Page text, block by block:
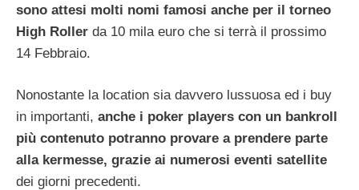
sono attesi molti nomi famosi anche per il torneo
High Roller da 10 mila euro che si terrà il prossimo
14 Febbraio.
Nonostante la location sia davvero lussuosa ed i buy
in importanti, anche i poker players con un bankroll
più contenuto potranno provare a prendere parte
alla kermesse, grazie ai numerosi eventi satellite
dei giorni precedenti.